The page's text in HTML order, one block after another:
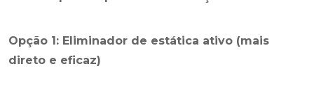
Opção 1: Eliminador de estática ativo (mais
direto e eficaz)